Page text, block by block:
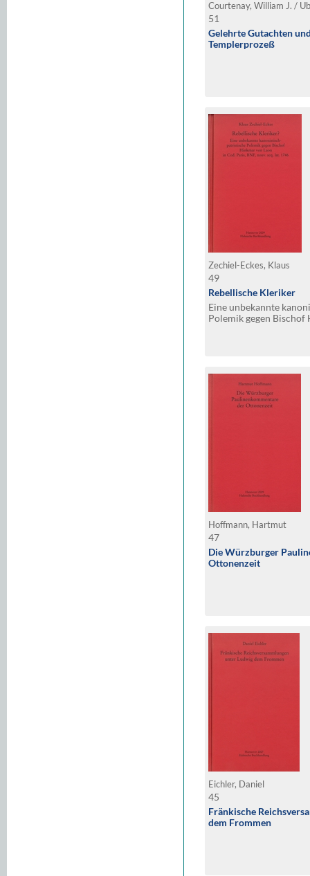
Courtenay, William J. /
51
Gelehrte Gutachten
Templerprozeß
Zechiel-Eckes, Klaus
49
Rebellische Kleriker
Eine unbekannte
Polemik gegen
Hoffmann, Hartmut
47
Die Würzburger
Ottonenzeit
Eichler, Daniel
45
Fränkische
dem Frommen